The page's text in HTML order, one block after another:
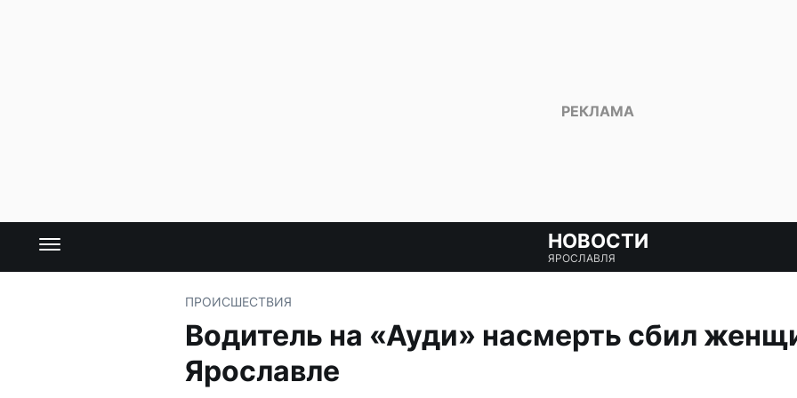
НОВОСТИ
ЯРОСЛАВЛЯ
ПРОИСШЕСТВИЯ
Водитель на «Ауди» насмерть сбил
Ярославле